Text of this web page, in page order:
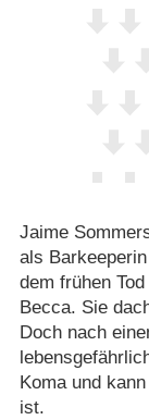
Jaime
als
dem frühen
Becca. Sie
Doch nach
Koma und
ist.